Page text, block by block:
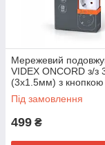
Мережевий
VIDEX ONCORD з/з
(3x1.5мм) з
Під замовлення
499 ₴